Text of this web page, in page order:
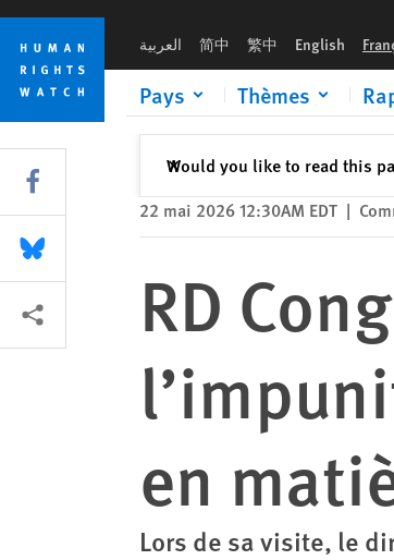
Skip
cookie
privacy
notice
Skip
main
content
العربية 简中 繁中 English
Pays Thèmes
Would you like to read this
✕Fermer
22 mai 2026 12:30AM EDT |
RD
en
Lors de sa visite, le
Share this via Facebook
Share this via Bluesky
Share this via Partagez